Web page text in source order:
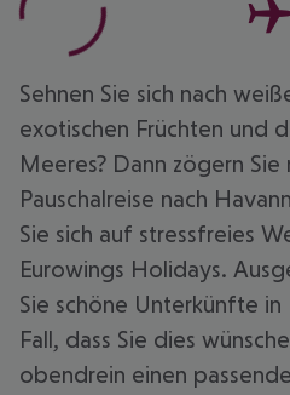
Sehnen Sie sich nach
exotischen Früchten und
Meeres? Dann zögern Sie
Pauschalreise nach
Sie sich auf stressfreies
Eurowings Holidays.
Sie schöne Unterkünfte
Fall, dass Sie dies
obendrein einen